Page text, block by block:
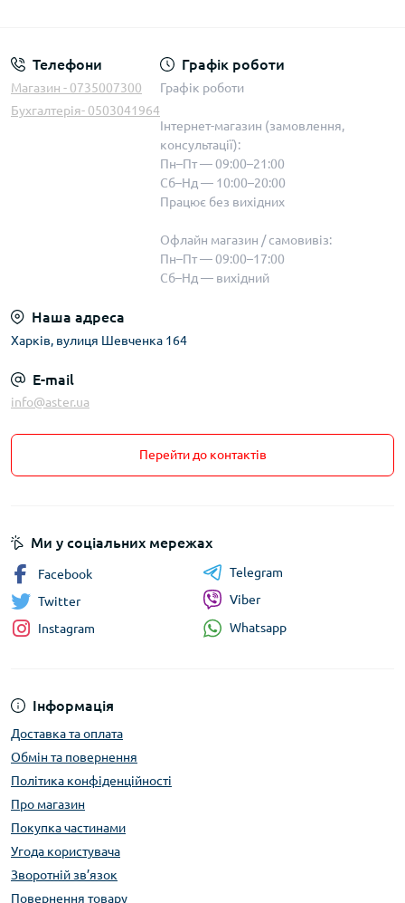
Телефони
Магазин - 0735007300
Бухгалтерія- 0503041964
Графік роботи
Графік роботи
Інтернет-магазин (замовлення,
консультації):
Пн–Пт — 09:00–21:00
Сб–Нд — 10:00–20:00
Працює без вихідних
Офлайн магазин / самовивіз:
Пн–Пт — 09:00–17:00
Сб–Нд — вихідний
Наша адреса
Харків, вулиця Шевченка 164
E-mail
info@aster.ua
Перейти до контактів
Інформація
Доставка та оплата
Обмін та повернення
Політика конфіденційності
Про магазин
Покупка частинами
Угода користувача
Зворотній зв’язок
Повернення товару
Ми у соціальних мережах
Facebook
Twitter
Instagram
Telegram
Viber
Whatsapp